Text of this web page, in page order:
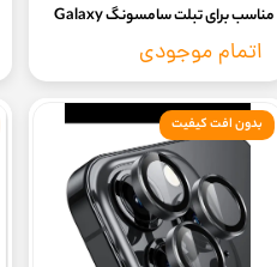
مناسب برای تبلت سامسونگ Galaxy
Tab A8 10.5 2021 X205
اتمام موجودی
بدون افت کیفیت